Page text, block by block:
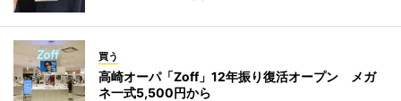
買う
高崎オーパ「Zoff」12年振り復活オープン メガ
ネ一式5,500円から